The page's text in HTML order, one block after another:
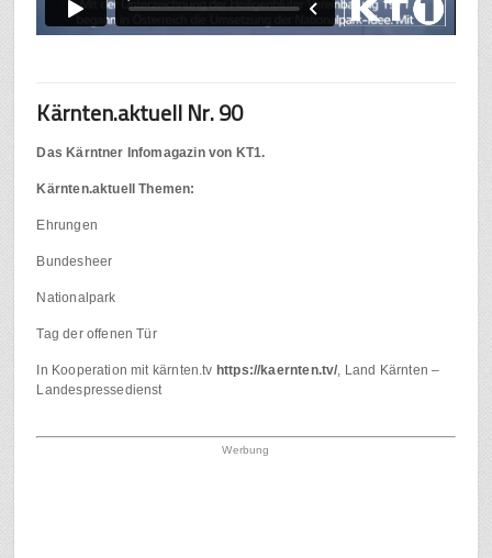
Kärnten.aktuell Nr. 90
Das Kärntner Infomagazin von KT1.
Kärnten.aktuell Themen:
Ehrungen
Bundesheer
Nationalpark
Tag der offenen Tür
In Kooperation mit kärnten.tv https://kaernten.tv/, Land Kärnten –
Landespressedienst
Werbung